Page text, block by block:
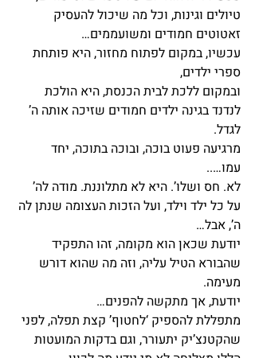
טיולים וגינות, וכל מה שיכול להעסיק
זאטוטים חמודים ומשועממים…
עכשיו, במקום לפתוח מחזור, היא פותחת
ספרי ילדים,
ובמקום ללכת לבית הכנסת, היא הולכת
לנדנד בגינה ילדים חמודים שזיכה אותה ה’
לגדל.
מרגיעה פעוט בוכה, ובוכה בתוכה, יחד
עמו…..
לא. חס ושלו’. היא לא מתלוננת. מודה לה’
על כל ילד וילד, ועל הזכות העצומה שנתן לה
ה’, אבל…
יודעת שכאן הוא מקומה, זהו התפקיד
שהבורא הטיל עליה, וזה מה שהוא דורש
מעימה.
יודעת, אך מתקשה להפנים…
מתפללת להספיק ‘לחטוף’ קצת תפלה, לפני
שהקטנצ’יק יתעורר, וגם בדקות המועטות